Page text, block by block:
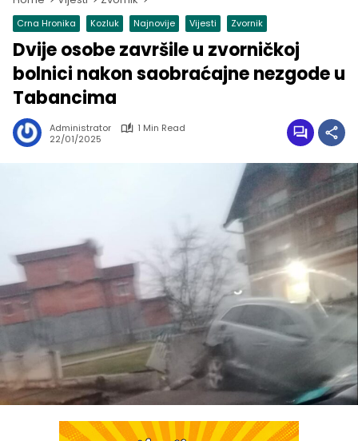
Crna Hronika Kozluk Najnovije Vijesti Zvornik
Dvije osobe završile u zvorničkoj
bolnici nakon saobraćajne nezgode u
Tabancima
Administrator
1 Min Read
22/01/2025